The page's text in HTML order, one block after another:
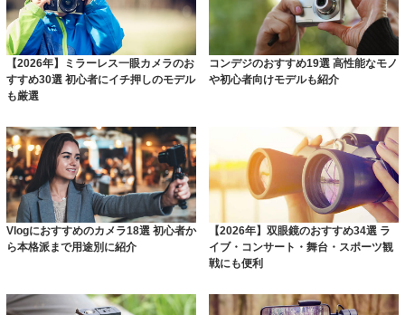
【2026年】ミラーレス一眼カメラのお
すすめ30選 初心者にイチ押しのモデル
も厳選
コンデジのおすすめ19選 高性能なモノ
や初心者向けモデルも紹介
Vlogにおすすめのカメラ18選 初心者か
ら本格派まで用途別に紹介
【2026年】双眼鏡のおすすめ34選 ラ
イブ・コンサート・舞台・スポーツ観
戦にも便利